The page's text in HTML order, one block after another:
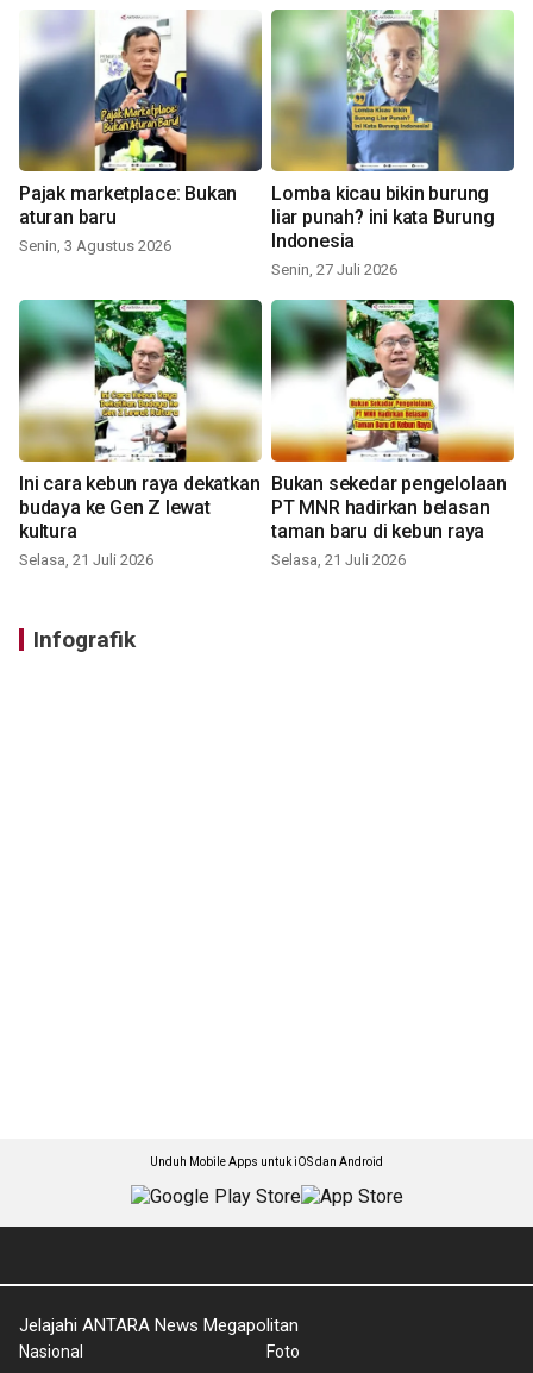
Pajak marketplace: Bukan
aturan baru
Senin, 3 Agustus 2026
Lomba kicau bikin burung
liar punah? ini kata Burung
Indonesia
Senin, 27 Juli 2026
Ini cara kebun raya dekatkan
budaya ke Gen Z lewat
kultura
Selasa, 21 Juli 2026
Bukan sekedar pengelolaan
PT MNR hadirkan belasan
taman baru di kebun raya
Selasa, 21 Juli 2026
Infografik
Unduh Mobile Apps untuk iOS dan Android
Jelajahi ANTARA News Megapolitan
Nasional Foto